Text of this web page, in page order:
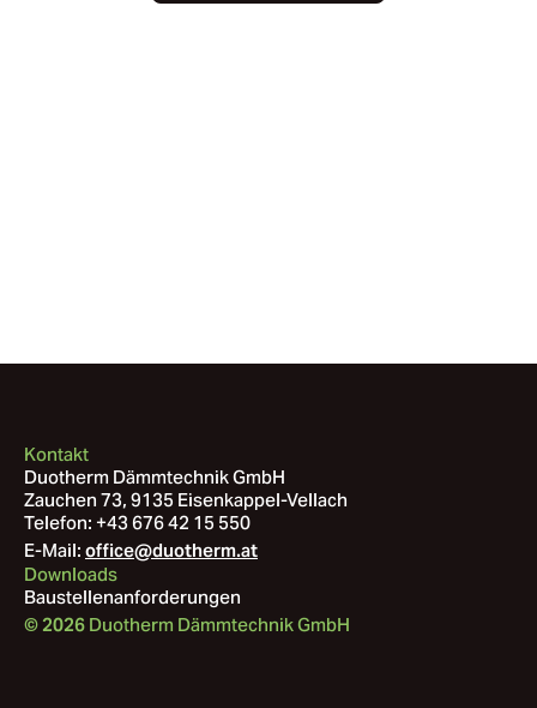
Kontakt
Duotherm Dämmtechnik GmbH
Zauchen 73, 9135 Eisenkappel-Vellach
Telefon:+43 676 42 15 550
E-Mail: office@duotherm.at
© 2026 Duotherm Dämmtechnik GmbH
Downloads
Baustellenanforderungen